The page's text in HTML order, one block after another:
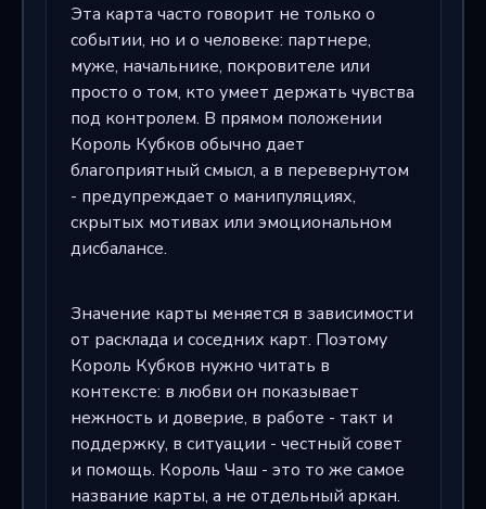
Эта карта часто говорит не только о
событии, но и о человеке: партнере,
муже, начальнике, покровителе или
просто о том, кто умеет держать чувства
под контролем. В прямом положении
Король Кубков обычно дает
благоприятный смысл, а в перевернутом
- предупреждает о манипуляциях,
скрытых мотивах или эмоциональном
дисбалансе.
Значение карты меняется в зависимости
от расклада и соседних карт. Поэтому
Король Кубков нужно читать в
контексте: в любви он показывает
нежность и доверие, в работе - такт и
поддержку, в ситуации - честный совет
и помощь. Король Чаш - это то же самое
название карты, а не отдельный аркан.